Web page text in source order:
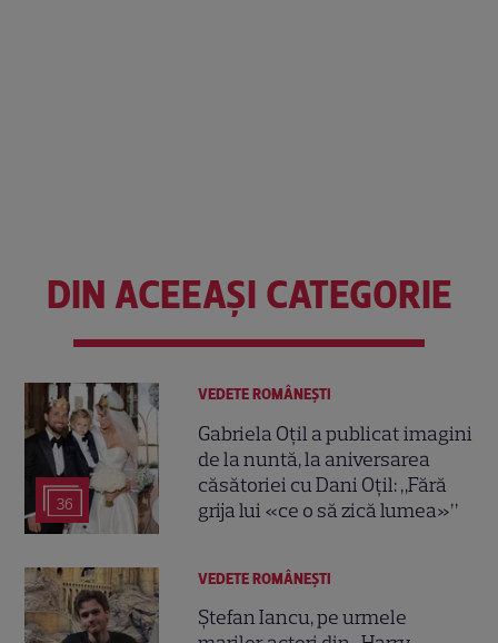
DIN ACEEAȘI CATEGORIE
36
VEDETE ROMÂNEŞTI
Gabriela Oțil a publicat imagini
de la nuntă, la aniversarea
căsătoriei cu Dani Oțil: „Fără
grija lui «ce o să zică lumea»”
VEDETE ROMÂNEŞTI
Ștefan Iancu, pe urmele